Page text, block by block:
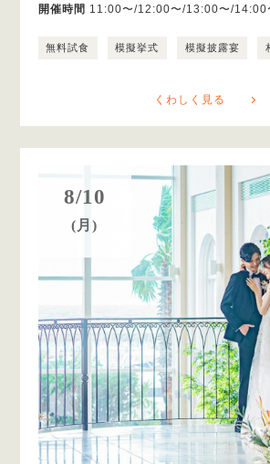
開催時間 11:00〜/12:00〜/13:00〜/14:00
無料試食 模擬挙式 模擬披露宴
くわしく見る
8/10
(月)